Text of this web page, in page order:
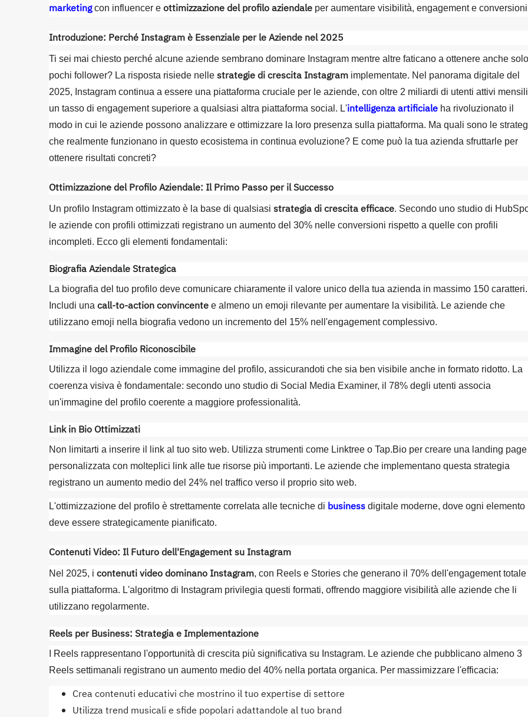
marketingcon influencer e ottimizzazione del profilo aziendale per aumentare visibilità, engagement e
Introduzione: Perché Instagram è Essenziale per le Aziende nel 2025
Ti sei mai chiesto perché alcune aziende sembrano dominare Instagram mentre altre faticano a ottenere anche solo
pochi follower? La risposta risiede nelle strategie di crescita Instagram implementate. Nel panorama digitale del
2025, Instagram continua a essere una piattaforma cruciale per le aziende, con oltre 2 miliardi di utenti attivi
un tasso di engagement superiore a qualsiasi altra piattaforma social. L'intelligenza artificiale ha rivoluzionato il
modo in cui le aziende possono analizzare e ottimizzare la loro presenza sulla piattaforma. Ma quali sono le
che realmente funzionano in questo ecosistema in continua evoluzione? E come può la tua azienda sfruttarle per
ottenere risultati concreti?
Ottimizzazione del Profilo Aziendale: Il Primo Passo per il Successo
Un profilo Instagram ottimizzato è la base di qualsiasi strategia di crescita efficace. Secondo uno studio di
le aziende con profili ottimizzati registrano un aumento del 30% nelle conversioni rispetto a quelle con profili
incompleti. Ecco gli elementi fondamentali:
Biografia Aziendale Strategica
La biografia del tuo profilo deve comunicare chiaramente il valore unico della tua azienda in massimo 150 caratteri.
Includi una call-to-action convincente e almeno un emoji rilevante per aumentare la visibilità. Le aziende che
utilizzano emoji nella biografia vedono un incremento del 15% nell'engagement complessivo.
Immagine del Profilo Riconoscibile
Utilizza il logo aziendale come immagine del profilo, assicurandoti che sia ben visibile anche in formato ridotto. La
coerenza visiva è fondamentale: secondo uno studio di Social Media Examiner, il 78% degli utenti associa
un'immagine del profilo coerente a maggiore professionalità.
Link in Bio Ottimizzati
Non limitarti a inserire il link al tuo sito web. Utilizza strumenti come Linktree o Tap.Bio per creare una landing page
personalizzata con molteplici link alle tue risorse più importanti. Le aziende che implementano questa strategia
registrano un aumento medio del 24% nel traffico verso il proprio sito web.
L'ottimizzazione del profilo è strettamente correlata alle tecniche di business digitale moderne, dove ogni elemento
deve essere strategicamente pianificato.
Contenuti Video: Il Futuro dell'Engagement su Instagram
Nel 2025, i contenuti video dominano Instagram, con Reels e Stories che generano il 70% dell'engagement totale
sulla piattaforma. L'algoritmo di Instagram privilegia questi formati, offrendo maggiore visibilità alle aziende che li
utilizzano regolarmente.
Reels per Business: Strategia e Implementazione
I Reels rappresentano l'opportunità di crescita più significativa su Instagram. Le aziende che pubblicano almeno 3
Reels settimanali registrano un aumento medio del 40% nella portata organica. Per massimizzare l'efficacia:
Crea contenuti educativi che mostrino il tuo expertise di settore
Utilizza trend musicali e sfide popolari adattandole al tuo brand